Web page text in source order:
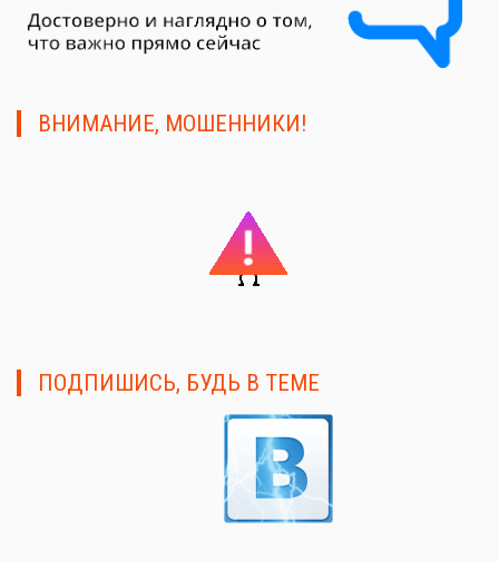
ВНИМАНИЕ, МОШЕННИКИ!
ПОДПИШИСЬ, БУДЬ В ТЕМЕ